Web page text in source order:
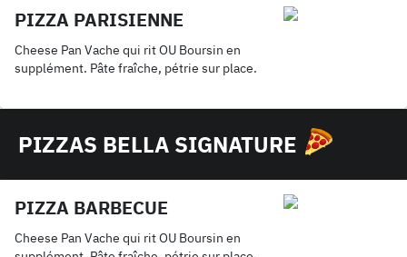
PIZZA PARISIENNE
Cheese Pan Vache qui rit OU Boursin en
supplément. Pâte fraîche, pétrie sur place.
PIZZAS BELLA SIGNATURE
PIZZA BARBECUE
Cheese Pan Vache qui rit OU Boursin en